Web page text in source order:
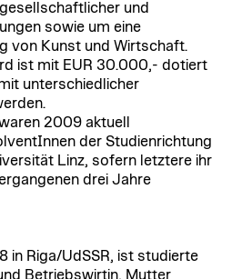
und
sowie um eine
von Kunst und Wirtschaft.
ist mit EUR 30.000,- dotiert
unterschiedlicher
2009 aktuell
der Studienrichtung
Linz, sofern letztere ihr
drei Jahre
in Riga/UdSSR, ist studierte
Betriebswirtin, Mutter